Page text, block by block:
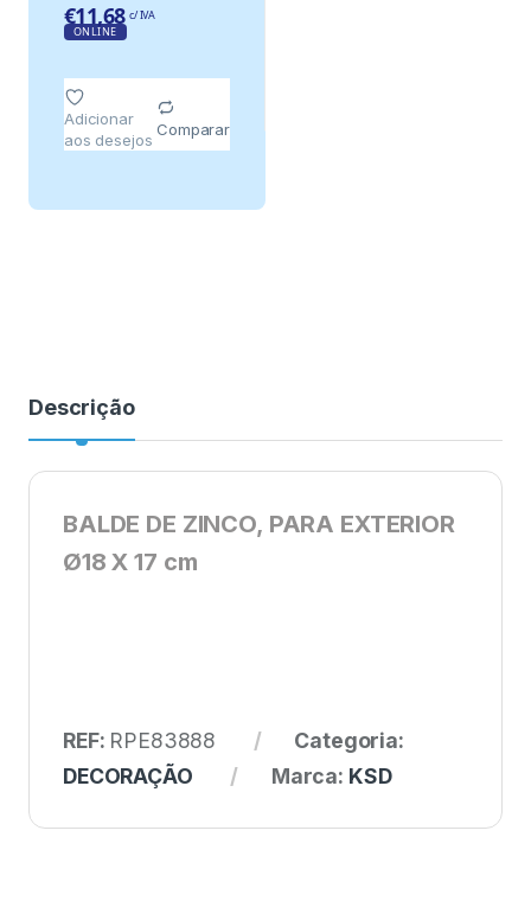
€11,68 c/ IVA
ONLINE
Adicionar
aos desejos
Comparar
Descrição
BALDE DE ZINCO, PARA EXTERIOR
Ø18 X 17 cm
REF: RPE83888
Categoria:
DECORAÇÃO
Marca: KSD